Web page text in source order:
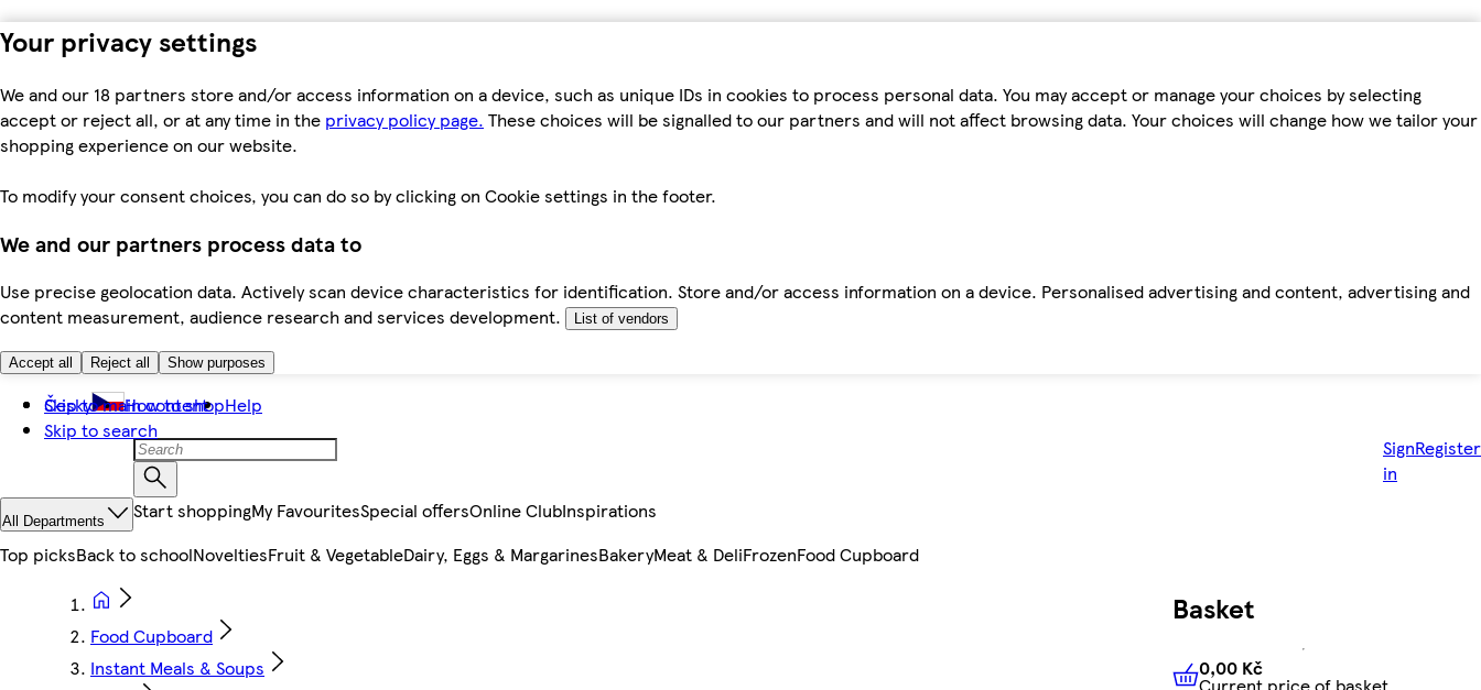
Your privacy settings
We and our 18 partners store and/or access information on a device, such as unique IDs in cookies to process personal data. You may accept or manage your choices by selecting
accept or reject all, or at any time in the privacy policy page. These choices will be signalled to our partners and will not affect browsing data. Your choices will change how we tailor your
shopping experience on our website.
To modify your consent choices, you can do so by clicking on Cookie settings in the footer.
We and our partners process data to
Use precise geolocation data. Actively scan device characteristics for identification. Store and/or access information on a device. Personalised advertising and content, advertising and
content measurement, audience research and services development.
List of vendors
Accept all Reject all Show purposes
Skip to main content
Skip to search
Česky How to shopHelp
Sign
in
Register
All Departments Start shoppingMy FavouritesSpecial offersOnline ClubInspirations
Top picksBack to schoolNoveltiesFruit & VegetableDairy, Eggs & MargarinesBakeryMeat & DeliFrozenFood Cupboard
Food Cupboard
Instant Meals & Soups
Basket
0,00 Kč